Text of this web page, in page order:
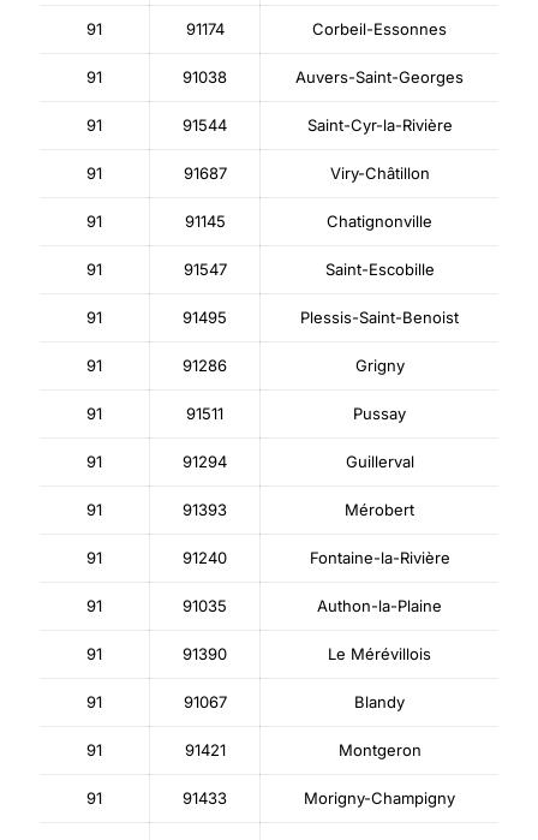
91 91174 Corbeil-Essonnes
91 91038 Auvers-Saint-Georges
91 91544 Saint-Cyr-la-Rivière
91 91687 Viry-Châtillon
91 91145 Chatignonville
91 91547 Saint-Escobille
91 91495 Plessis-Saint-Benoist
91 91286 Grigny
91 91511 Pussay
91 91294 Guillerval
91 91393 Mérobert
91 91240 Fontaine-la-Rivière
91 91035 Authon-la-Plaine
91 91390 Le Mérévillois
91 91067 Blandy
91 91421 Montgeron
91 91433 Morigny-Champigny